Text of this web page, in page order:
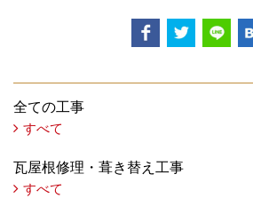
全ての工事
すべて
瓦屋根修理・葺き替え工事
すべて